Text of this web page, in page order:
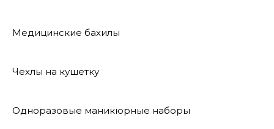
Медицинские бахилы
Чехлы на кушетку
Одноразовые маникюрные наборы